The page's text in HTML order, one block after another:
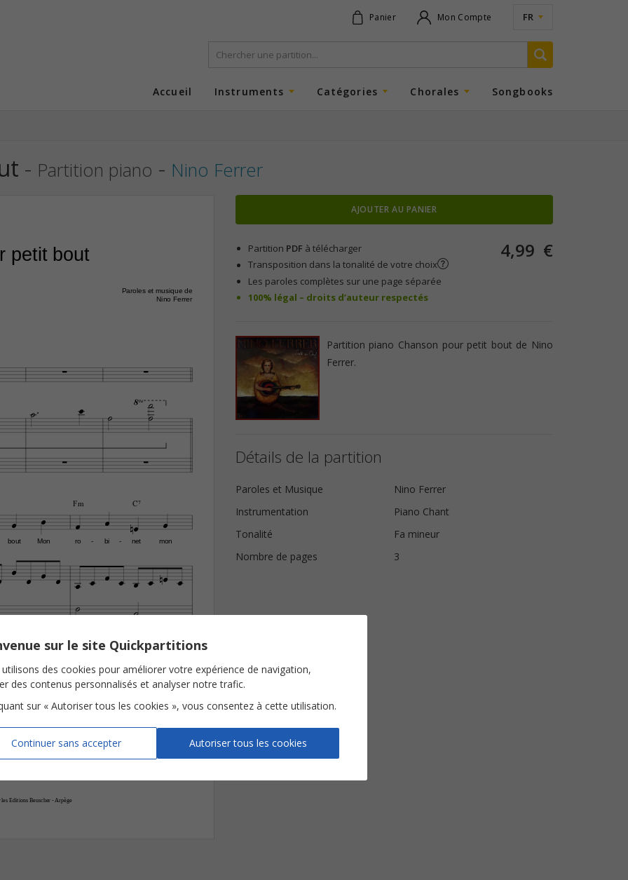
Panier Mon Compte FR
Accueil Instruments Catégories Chorales Songbooks
- Partition piano - Nino Ferrer
Editions Beuscher - Arpège
petit bout
Paroles et musique de
Nino Ferrer
bout Mon ro
Fm
bi
- net
C7
- mon
do mon mir
Bbm6
li
- ton
- Mon
 


 
   

    
 
          
 
 
     

  
  
  
    
 

AJOUTER AU PANIER
Partition PDF à télécharger
Transposition dans la tonalité de votre choix
Les paroles complètes sur une page séparée
100% légal – droits d’auteur respectés
4,99 €
Partition piano Chanson pour petit bout de Nino
Ferrer.
Détails de la partition
Paroles et Musique
Nino Ferrer
Instrumentation
Piano Chant
Tonalité
Fa mineur
Nombre de pages
3
sur le site Quickpartitions
des cookies pour améliorer votre expérience de navigation,
des contenus personnalisés et analyser notre trafic.
sur « Autoriser tous les cookies », vous consentez à cette utilisation.
Continuer sans accepter Autoriser tous les cookies